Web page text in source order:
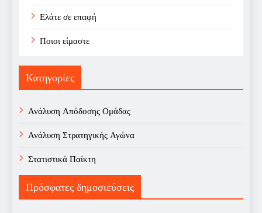
Ελάτε σε επαφή
Ποιοι είμαστε
Κατηγορίες
Ανάλυση Απόδοσης Ομάδας
Ανάλυση Στρατηγικής Αγώνα
Στατιστικά Παίκτη
Πρόσφατες δημοσιεύσεις